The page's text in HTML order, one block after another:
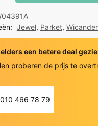
Jewel, Parket,
elders een betere deal
proberen de prijs te
010 466 78 79